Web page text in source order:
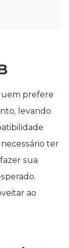
prefere
levando
ter
sua
ao